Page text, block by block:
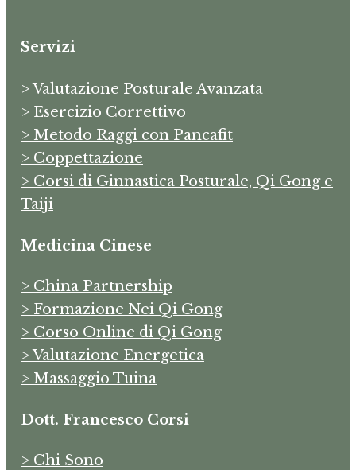
Servizi
> Valutazione Posturale Avanzata
> Esercizio Correttivo
> Metodo Raggi con Pancafit
> Coppettazione
> Corsi di Ginnastica Posturale, Qi Gong e
Taiji
Medicina Cinese
> China Partnership
> Formazione Nei Qi Gong
> Corso Online di Qi Gong
> Valutazione Energetica
> Massaggio Tuina
Dott. Francesco Corsi
> Chi Sono